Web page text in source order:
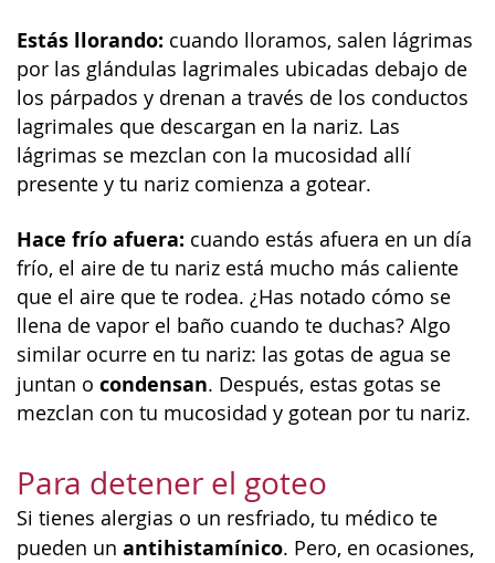
Estás llorando: cuando lloramos, salen lágrimas
por las glándulas lagrimales ubicadas debajo de
los párpados y drenan a través de los conductos
lagrimales que descargan en la nariz. Las
lágrimas se mezclan con la mucosidad allí
presente y tu nariz comienza a gotear.
Hace frío afuera: cuando estás afuera en un día
frío, el aire de tu nariz está mucho más caliente
que el aire que te rodea. ¿Has notado cómo se
llena de vapor el baño cuando te duchas? Algo
similar ocurre en tu nariz: las gotas de agua se
juntan o condensan. Después, estas gotas se
mezclan con tu mucosidad y gotean por tu nariz.
Para detener el goteo
Si tienes alergias o un resfriado, tu médico te
pueden un antihistamínico. Pero, en ocasiones,